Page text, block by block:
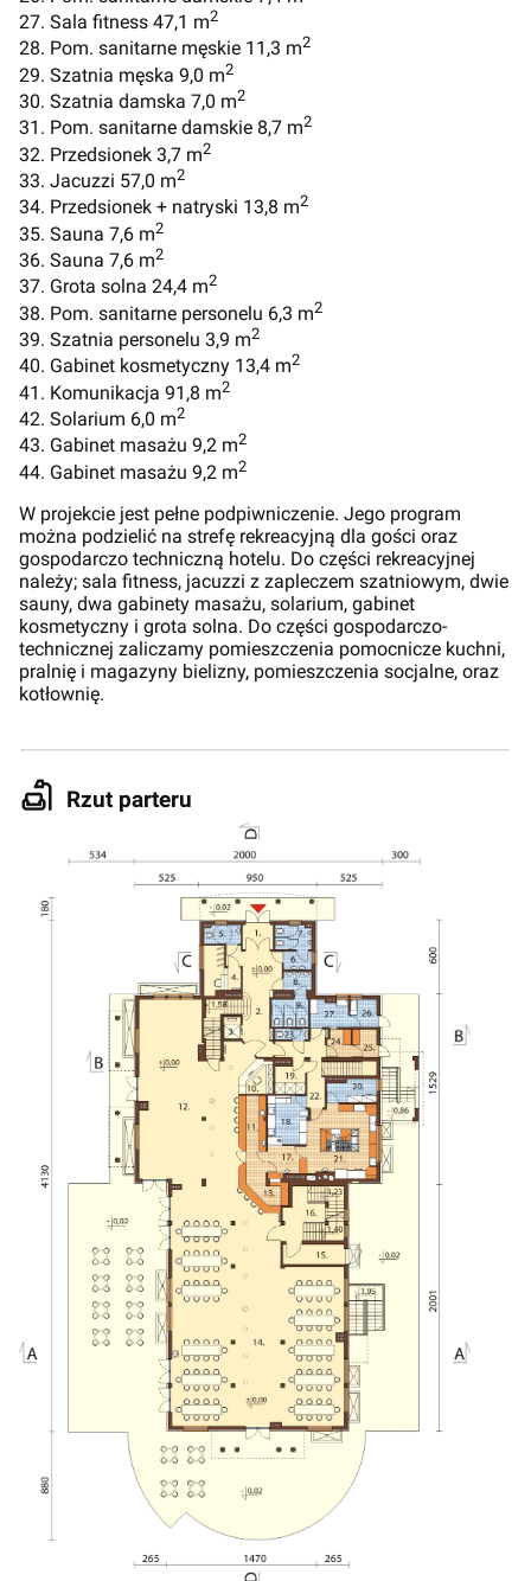
27. Sala fitness 47,1 m2
28. Pom. sanitarne męskie 11,3 m2
29. Szatnia męska 9,0 m2
30. Szatnia damska 7,0 m2
31. Pom. sanitarne damskie 8,7 m2
32. Przedsionek 3,7 m2
33. Jacuzzi 57,0 m2
34. Przedsionek + natryski 13,8 m2
35. Sauna 7,6 m2
36. Sauna 7,6 m2
37. Grota solna 24,4 m2
38. Pom. sanitarne personelu 6,3 m2
39. Szatnia personelu 3,9 m2
40. Gabinet kosmetyczny 13,4 m2
41. Komunikacja 91,8 m2
42. Solarium 6,0 m2
43. Gabinet masażu 9,2 m2
44. Gabinet masażu 9,2 m2
W projekcie jest pełne podpiwniczenie. Jego program
można podzielić na strefę rekreacyjną dla gości oraz
gospodarczo techniczną hotelu. Do części rekreacyjnej
należy; sala fitness, jacuzzi z zapleczem szatniowym, dwie
sauny, dwa gabinety masażu, solarium, gabinet
kosmetyczny i grota solna. Do części gospodarczo-
technicznej zaliczamy pomieszczenia pomocnicze kuchni,
pralnię i magazyny bielizny, pomieszczenia socjalne, oraz
kotłownię.
Rzut parteru